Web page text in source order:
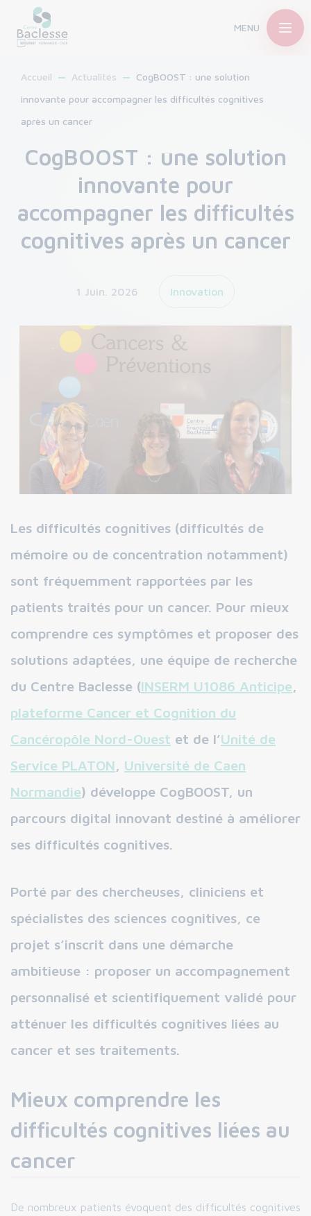
MENU
Accueil Actualités
CogBOOST : une solution
innovante pour accompagner les difficultés cognitives
après un cancer
CogBOOST : une solution
innovante pour
accompagner les difficultés
cognitives après un cancer
1 Juin. 2026 Innovation
Les difficultés cognitives (difficultés de
mémoire ou de concentration notamment)
sont fréquemment rapportées par les
patients traités pour un cancer. Pour mieux
comprendre ces symptômes et proposer des
solutions adaptées, une équipe de recherche
du Centre Baclesse (INSERM U1086 Anticipe,
plateforme Cancer et Cognition du
Cancéropôle Nord-Ouest et de l’Unité de
Service PLATON, Université de Caen
Normandie) développe CogBOOST, un
parcours digital innovant destiné à améliorer
ses difficultés cognitives.
Porté par des chercheuses, cliniciens et
spécialistes des sciences cognitives, ce
projet s’inscrit dans une démarche
ambitieuse : proposer un accompagnement
personnalisé et scientifiquement validé pour
atténuer les difficultés cognitives liées au
cancer et ses traitements.
Mieux comprendre les
difficultés cognitives liées au
cancer
De nombreux patients évoquent des difficultés cognitives